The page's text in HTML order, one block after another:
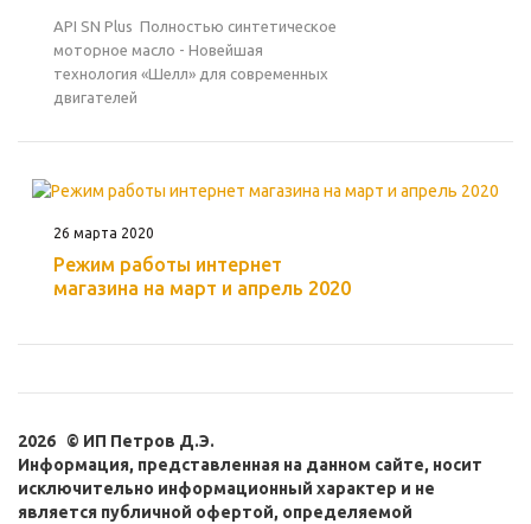
API SN Plus Полностью синтетическое
моторное масло - Новейшая
технология «Шелл» для современных
двигателей
26 марта 2020
Режим работы интернет
магазина на март и апрель 2020
2026 © ИП Петров Д.Э.
Информация, представленная на данном сайте, носит
исключительно информационный характер и не
является публичной офертой, определяемой